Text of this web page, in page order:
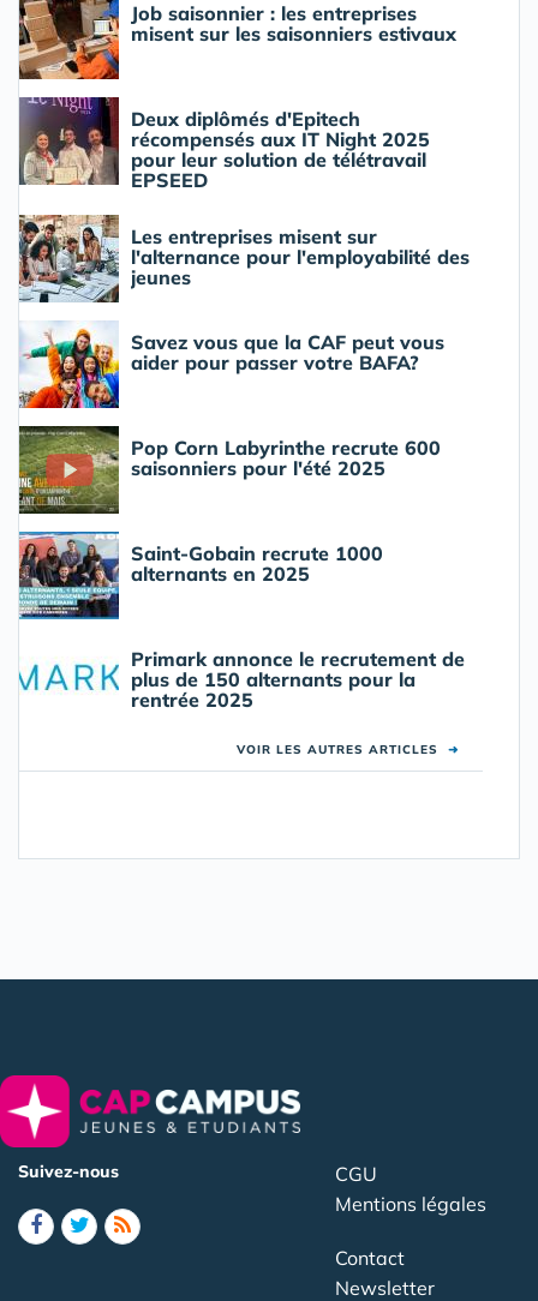
Job saisonnier : les entreprises
misent sur les saisonniers estivaux
Deux diplômés d'Epitech
récompensés aux IT Night 2025
pour leur solution de télétravail
EPSEED
Les entreprises misent sur
l'alternance pour l'employabilité des
jeunes
Savez vous que la CAF peut vous
aider pour passer votre BAFA?
Pop Corn Labyrinthe recrute 600
saisonniers pour l'été 2025
Saint-Gobain recrute 1000
alternants en 2025
Primark annonce le recrutement de
plus de 150 alternants pour la
rentrée 2025
VOIR LES AUTRES ARTICLES ➜
Suivez-nous
CGU
Mentions légales
Contact
Newsletter